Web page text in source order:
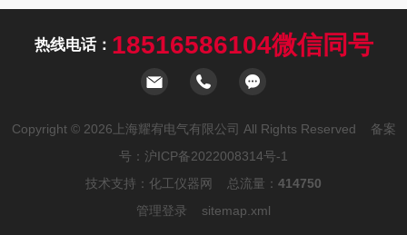
热线电话： 18516586104微信同号
Copyright © 2026上海耀宥电气有限公司 All Rights Reserved 备案
号： 沪ICP备2022008314号-1
技术支持： 化工仪器网 总流量： 414750
管理登录
sitemap.xml